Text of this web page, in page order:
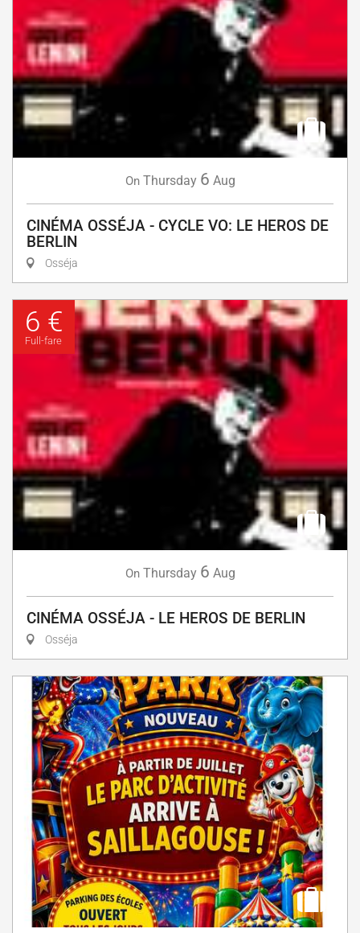
On Thursday 6 Aug
CINÉMA OSSÉJA - CYCLE VO: LE HEROS DE
BERLIN
Osséja
6 €
Full-fare
On Thursday 6 Aug
CINÉMA OSSÉJA - LE HEROS DE BERLIN
Osséja